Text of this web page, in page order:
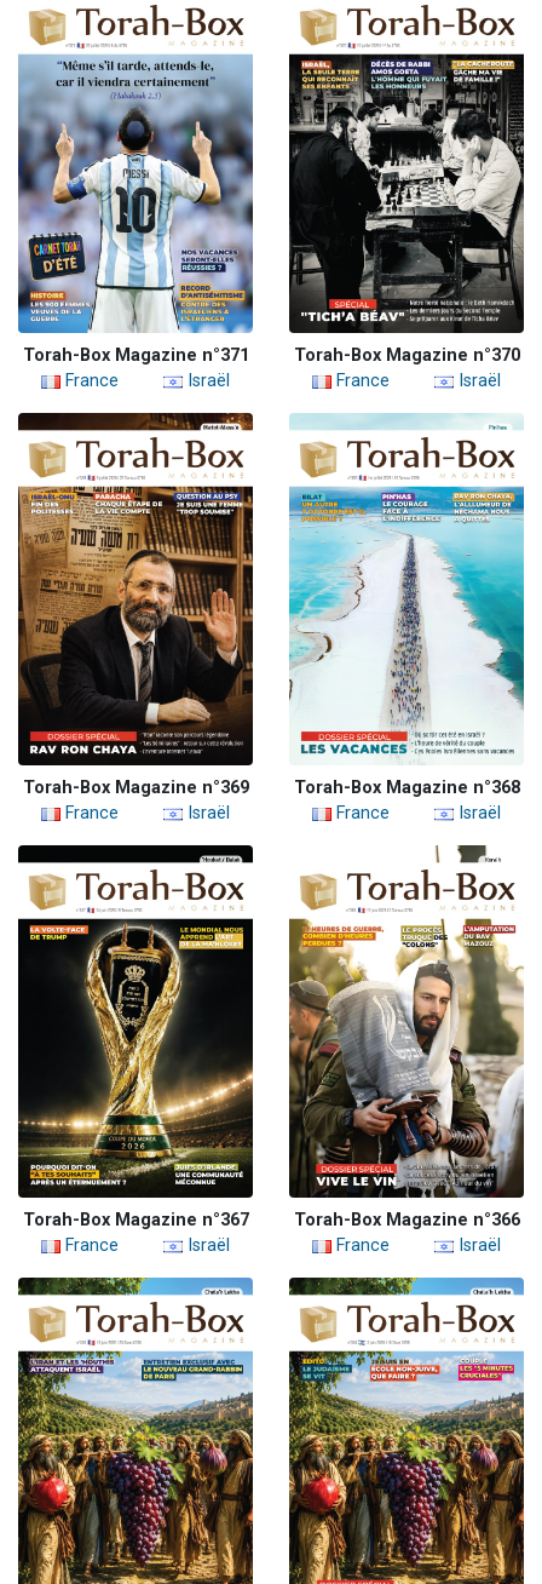
Torah-Box Magazine n°371
France
Israël
Torah-Box Magazine n°370
France
Israël
Torah-Box Magazine n°369
France
Israël
Torah-Box Magazine n°368
France
Israël
Torah-Box Magazine n°367
France
Israël
Torah-Box Magazine n°366
France
Israël